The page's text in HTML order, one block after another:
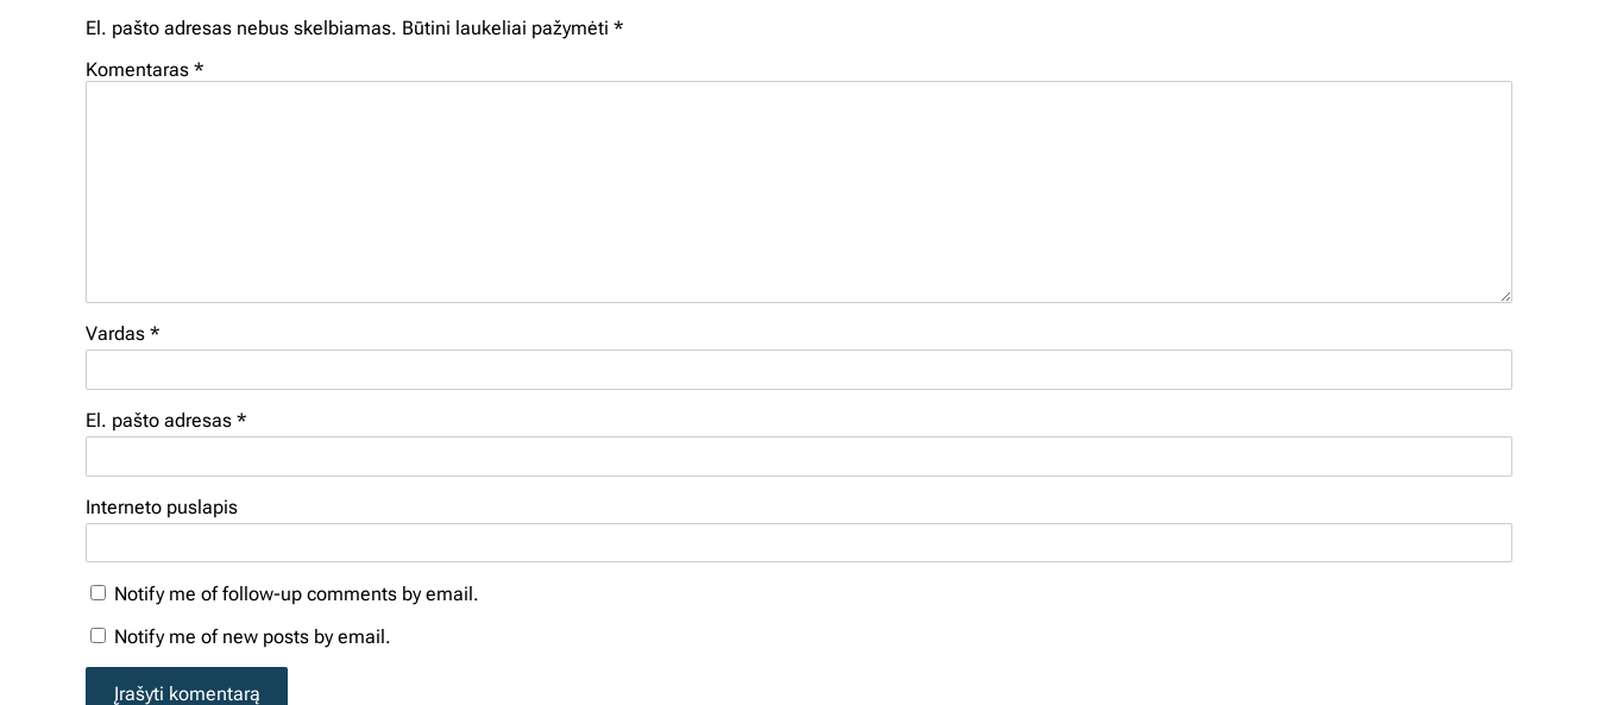
El. pašto adresas nebus skelbiamas. Būtini laukeliai pažymėti*
Komentaras*
Vardas*
El. pašto adresas*
Interneto puslapis
Notify me of follow-up comments by email.
Notify me of new posts by email.